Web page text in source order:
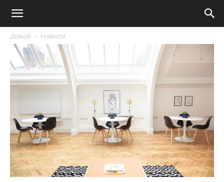
Домой Новости